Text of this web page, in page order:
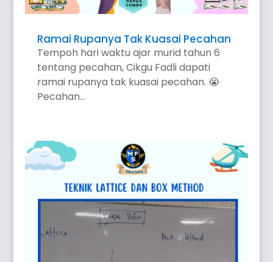
Ramai Rupanya Tak Kuasai Pecahan
Tempoh hari waktu ajar murid tahun 6
tentang pecahan, Cikgu Fadli dapati
ramai rupanya tak kuasai pecahan. 😭
Pecahan...